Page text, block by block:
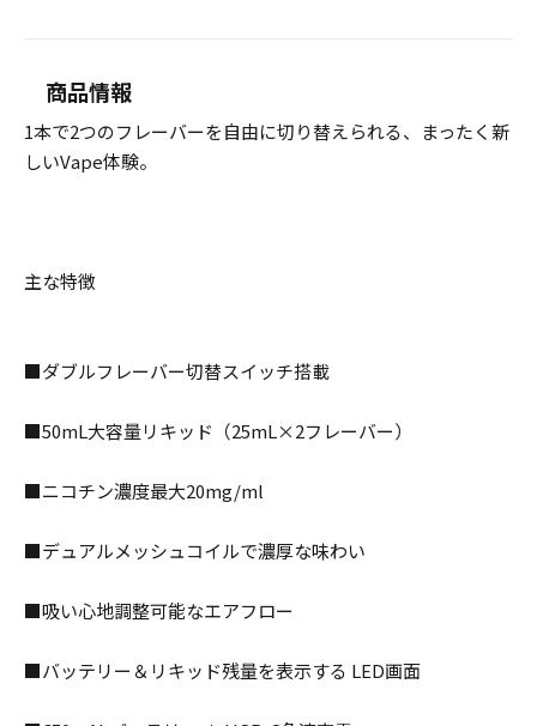
商品情報
1本で2つのフレーバーを自由に切り替えられる、まったく新
しいVape体験。
主な特徴
■ダブルフレーバー切替スイッチ搭載
■50mL大容量リキッド（25mL×2フレーバー）
■ニコチン濃度最大20mg/ml
■デュアルメッシュコイルで濃厚な味わい
■吸い心地調整可能なエアフロー
■バッテリー＆リキッド残量を表示する LED画面